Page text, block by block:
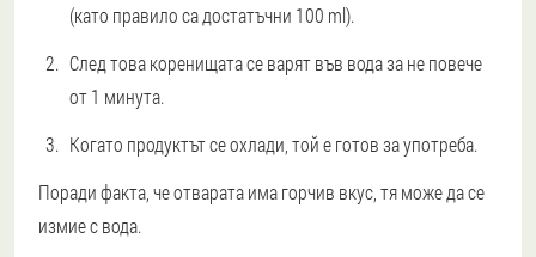
(като правило са достатъчни 100 ml).
След това коренищата се варят във вода за не повече
от 1 минута.
Когато продуктът се охлади, той е готов за употреба.
Поради факта, че отварата има горчив вкус, тя може да се
измие с вода.